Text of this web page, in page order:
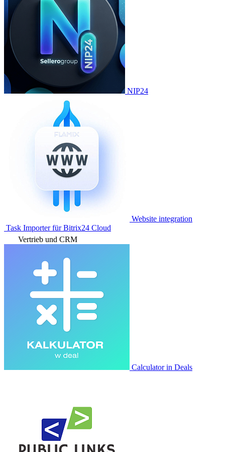
NIP24
Website integration
Task Importer für Bitrix24 Cloud
Vertrieb und CRM
Calculator in Deals